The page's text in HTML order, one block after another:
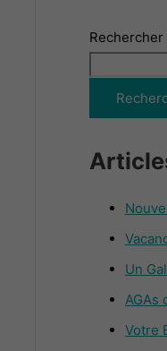
Rechercher
Un
AGAs
Votre